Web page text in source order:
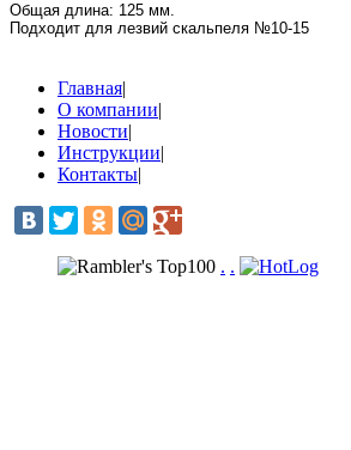
Общая длина: 125 мм.
Подходит для лезвий скальпеля №10-15
Главная|
О компании|
Новости|
Инструкции|
Контакты|
. .